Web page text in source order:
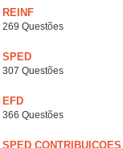
REINF
269 Questões
SPED
307 Questões
EFD
366 Questões
SPED CONTRIBUICOES